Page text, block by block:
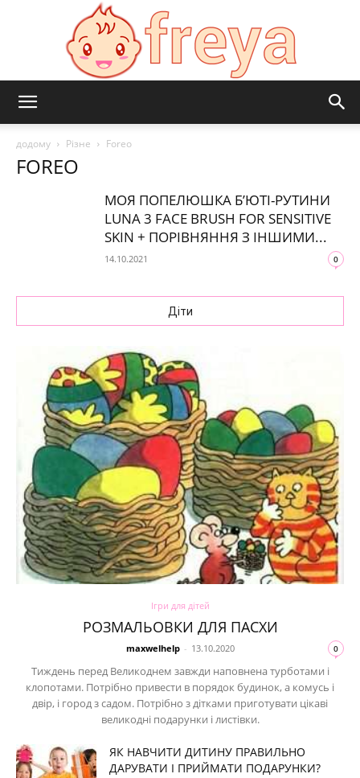
додому Різне Foreo
FOREO
МОЯ ПОПЕЛЮШКА Б’ЮТІ-РУТИНИ
LUNA 3 FACE BRUSH FOR SENSITIVE
SKIN + ПОРІВНЯННЯ З ІНШИМИ...
14.10.2021 0
Діти
Ігри для дітей
РОЗМАЛЬОВКИ ДЛЯ ПАСХИ
maxwelhelp - 13.10.2020 0
Тиждень перед Великоднем завжди наповнена турботами і
клопотами. Потрібно привести в порядок будинок, а комусь і
двір, і город з садом. Потрібно з дітками приготувати цікаві
великодні подарунки і листівки.
ЯК НАВЧИТИ ДИТИНУ ПРАВИЛЬНО
ДАРУВАТИ І ПРИЙМАТИ ПОДАРУНКИ?